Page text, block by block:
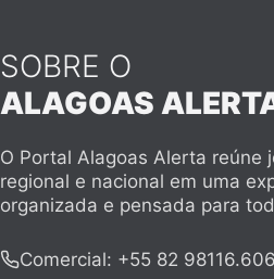
SOBRE O
ALAGOAS
O Portal Alagoas Alerta reúne
regional e nacional em uma
organizada e pensada para
Comercial: +55 82